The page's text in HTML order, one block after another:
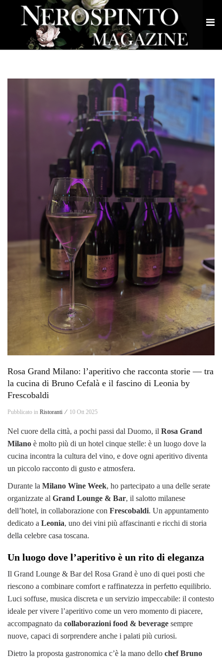
Rosa Grand Milano: l’aperitivo che racconta storie — tra
la cucina di Bruno Cefalà e il fascino di Leonia by
Frescobaldi
Pubblicato in Ristoranti ⁄ 10 Ott 2025
Nel cuore della città, a pochi passi dal Duomo, il Rosa Grand
Milano è molto più di un hotel cinque stelle: è un luogo dove la
cucina incontra la cultura del vino, e dove ogni aperitivo diventa
un piccolo racconto di gusto e atmosfera.
Durante la Milano Wine Week, ho partecipato a una delle serate
organizzate al Grand Lounge & Bar, il salotto milanese
dell’hotel, in collaborazione con Frescobaldi. Un appuntamento
dedicato a Leonia, uno dei vini più affascinanti e ricchi di storia
della celebre casa toscana.
Un luogo dove l’aperitivo è un rito di eleganza
Il Grand Lounge & Bar del Rosa Grand è uno di quei posti che
riescono a combinare comfort e raffinatezza in perfetto equilibrio.
Luci soffuse, musica discreta e un servizio impeccabile: il contesto
ideale per vivere l’aperitivo come un vero momento di piacere,
accompagnato da collaborazioni food & beverage sempre
nuove, capaci di sorprendere anche i palati più curiosi.
Dietro la proposta gastronomica c’è la mano dello chef Bruno